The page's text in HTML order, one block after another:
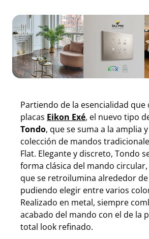
Partiendo de la esencialidad que
placas Eikon Exé, el nuevo tipo
Tondo, que se suma a la amplia
colección de mandos
Flat. Elegante y discreto, Tondo
forma clásica del mando
que se retroilumina alrededor de
pudiendo elegir entre varios
Realizado en metal, siempre
acabado del mando con el de la
total look refinado.